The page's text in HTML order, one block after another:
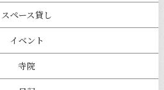
スペース貸し
イベント
寺院